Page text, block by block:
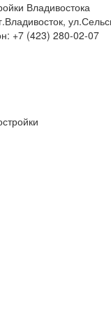
Владивостока
+7 (423) 280-02-07